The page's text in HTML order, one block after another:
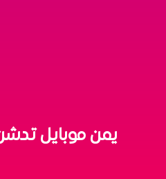
يمن موبايل تدشن